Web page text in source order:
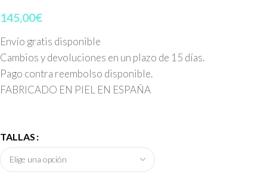
145,00€
Envío gratis disponible
Cambios y devoluciones en un plazo de 15 días.
Pago contra reembolso disponible.
FABRICADO EN PIEL EN ESPAÑA
TALLAS